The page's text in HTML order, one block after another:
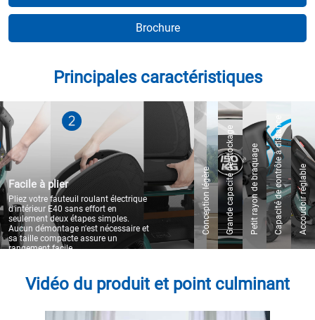
Brochure
Principales caractéristiques
Facile à plier
Pliez votre fauteuil roulant électrique
d'intérieur E40 sans effort en
seulement deux étapes simples.
Aucun démontage n'est nécessaire et
sa taille compacte assure un
rangement facile.
Conception légère Grande capacité de stockagePetit rayon de braquageCapacité de contrôle à distance Accoudoir réglable
Vidéo du produit et point culminant